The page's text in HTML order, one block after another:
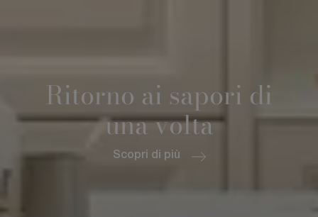
Ritorno ai sapori di
una volta
Scopri di più